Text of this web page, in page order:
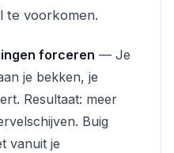
te voorkomen.
forceren — Je
je bekken, je
Resultaat: meer
Buig
vanuit je